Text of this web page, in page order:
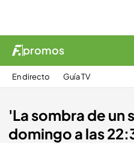
promos
En directo Guía TV
'La sombra de un
domingo a las